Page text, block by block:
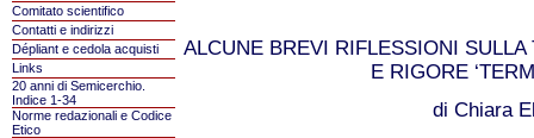
Comitato scientifico
Contatti e indirizzi
Dépliant e cedola acquisti
Links
20 anni di Semicerchio.
Indice 1-34
Norme redazionali e Codice
Etico
ALCUNE BREVI RIFLESSIONI
E RIGORE
di Chiara